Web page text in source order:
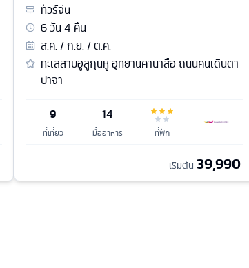
ทัวร์จีน
6วัน4 คืน
ส.ค. / ก.ย. / ต.ค.
ทะเลสาบอูลูกุนหู อุทยานคานาสือ ถนนคนเดินตา
ปาจา
9
ที่เที่ยว
14
มื้ออาหาร ที่พัก
เริ่มต้น 39,990